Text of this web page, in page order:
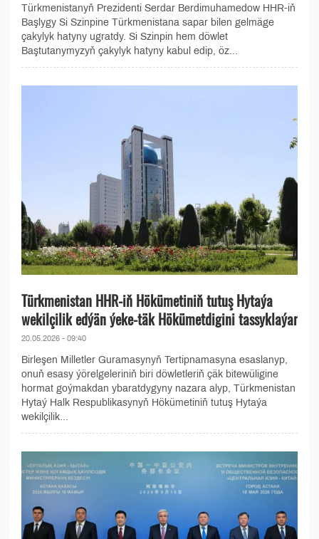
Türkmenistanyň Prezidenti Serdar Berdimuhamedow HHR-iň
Başlygy Si Szinpine Türkmenistana sapar bilen gelmäge
çakylyk hatyny ugratdy. Si Szinpin hem döwlet
Baştutanymyzyň çakylyk hatyny kabul edip, öz...
Türkmenistan HHR-iň Hökümetiniň tutuş Hytaýa
wekilçilik edýän ýeke-täk Hökümetdigini tassyklaýar
20.05.2026 - 09:40
Birleşen Milletler Guramasynyň Tertipnamasyna esaslanyp,
onuň esasy ýörelgeleriniň biri döwletleriň çäk bitewüligine
hormat goýmakdan ybaratdygyny nazara alyp, Türkmenistan
Hytaý Halk Respublikasynyň Hökümetiniň tutuş Hytaýa
wekilçilik...